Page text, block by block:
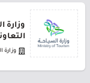
وزارة
وزارة